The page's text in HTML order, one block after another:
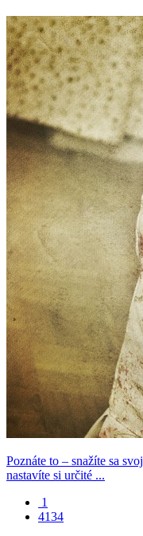
Poznáte to – snažíte sa
nastavíte si určité ...
1
4134